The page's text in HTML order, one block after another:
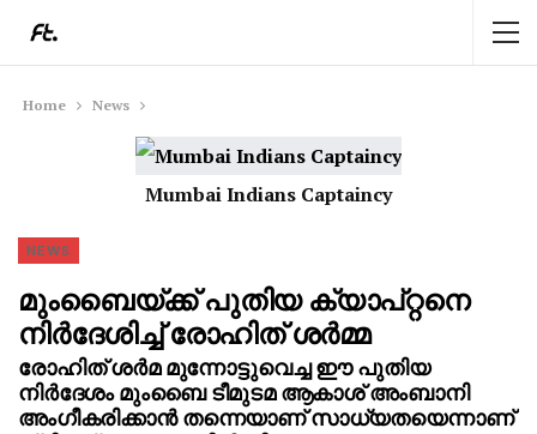
Home News
Mumbai Indians Captaincy
NEWS
മുംബൈയ്ക്ക് പുതിയ ക്യാപ്റ്റനെ
നിർദേശിച്ച് രോഹിത് ശർമ്മ
രോഹിത് ശർമ മുന്നോട്ടുവെച്ച ഈ പുതിയ
നിർദേശം മുംബൈ ടീമുടമ ആകാശ് അംബാനി
അംഗീകരിക്കാൻ തന്നെയാണ് സാധ്യതയെന്നാണ്